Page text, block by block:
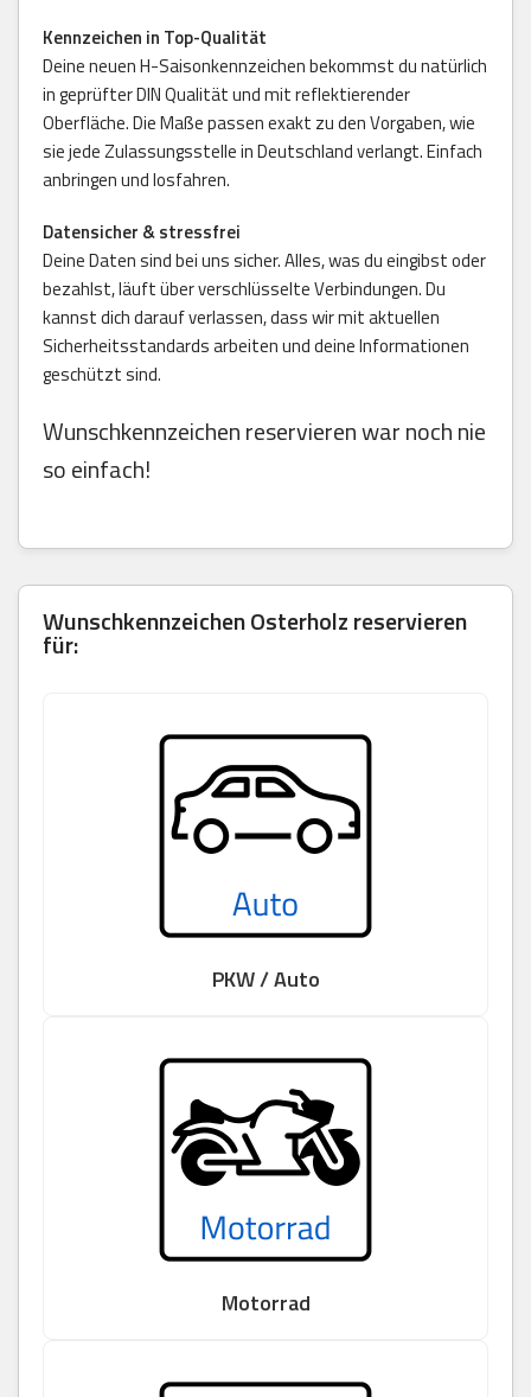
Kennzeichen in Top-Qualität
Deine neuen H-Saisonkennzeichen bekommst du natürlich
in geprüfter DIN Qualität und mit reflektierender
Oberfläche. Die Maße passen exakt zu den Vorgaben, wie
sie jede Zulassungsstelle in Deutschland verlangt. Einfach
anbringen und losfahren.
Datensicher & stressfrei
Deine Daten sind bei uns sicher. Alles, was du eingibst oder
bezahlst, läuft über verschlüsselte Verbindungen. Du
kannst dich darauf verlassen, dass wir mit aktuellen
Sicherheitsstandards arbeiten und deine Informationen
geschützt sind.
Wunschkennzeichen reservieren war noch nie
so einfach!
Wunschkennzeichen Osterholz reservieren
für:
PKW / Auto
Motorrad